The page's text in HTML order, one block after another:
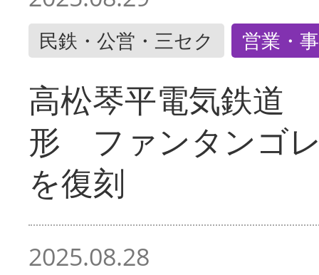
民鉄・公営・三セク 営業・
高松琴平電気鉄道
形 ファンタンゴ
を復刻
2025.08.28